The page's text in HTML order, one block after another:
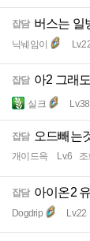
잡담 버스는 일
닉눼임이
잡담 아2 그래
실크 Lv.38
잡담 오드빼는
개이드윽 Lv.6 조
잡담 아이온2
Dogdrip Lv.22